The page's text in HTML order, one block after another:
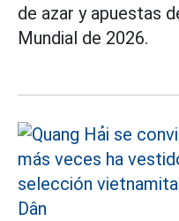
de azar y apuestas
Mundial de 2026.